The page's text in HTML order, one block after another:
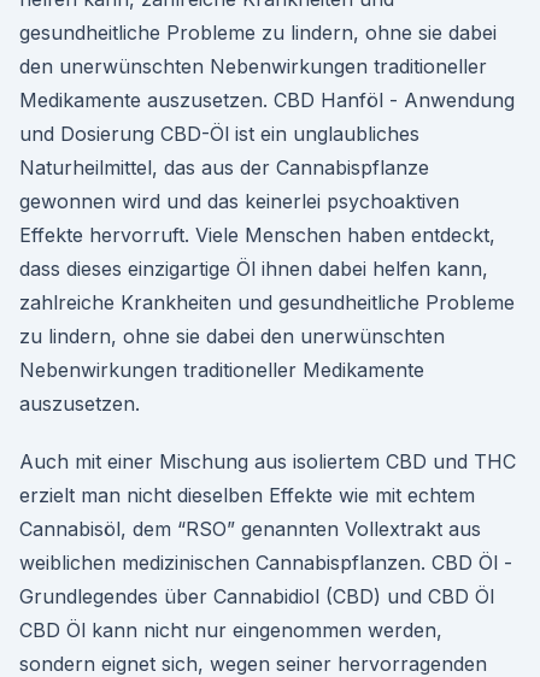
gesundheitliche Probleme zu lindern, ohne sie dabei
den unerwünschten Nebenwirkungen traditioneller
Medikamente auszusetzen. CBD Hanföl - Anwendung
und Dosierung CBD-Öl ist ein unglaubliches
Naturheilmittel, das aus der Cannabispflanze
gewonnen wird und das keinerlei psychoaktiven
Effekte hervorruft. Viele Menschen haben entdeckt,
dass dieses einzigartige Öl ihnen dabei helfen kann,
zahlreiche Krankheiten und gesundheitliche Probleme
zu lindern, ohne sie dabei den unerwünschten
Nebenwirkungen traditioneller Medikamente
auszusetzen.
Auch mit einer Mischung aus isoliertem CBD und THC
erzielt man nicht dieselben Effekte wie mit echtem
Cannabisöl, dem “RSO” genannten Vollextrakt aus
weiblichen medizinischen Cannabispflanzen. CBD Öl -
Grundlegendes über Cannabidiol (CBD) und CBD Öl
CBD Öl kann nicht nur eingenommen werden,
sondern eignet sich, wegen seiner hervorragenden